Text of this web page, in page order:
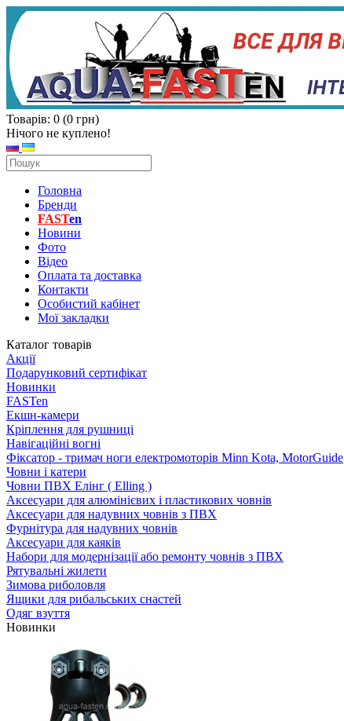
Товарів: 0 (0 грн)
Нічого не куплено!
Головна
Бренди
FASTen
Новини
Фото
Відео
Оплата та доставка
Контакти
Особистий кабінет
Мої закладки
Каталог товарів
Акції
Подарунковий сертифікат
Новинки
FASTen
Екшн-камери
Кріплення для рушниці
Навігаційні вогні
Фіксатор - тримач ноги електромоторів Minn Kota, MotorGuide
Човни і катери
Човни ПВХ Елінг ( Elling )
Аксесуари для алюмінієвих і пластикових човнів
Аксесуари для надувних човнів з ПВХ
Фурнітура для надувних човнів
Аксесуари для каяків
Набори для модернізації або ремонту човнів з ПВХ
Рятувальні жилети
Зимова риболовля
Ящики для рибальських снастей
Одяг взуття
Новинки